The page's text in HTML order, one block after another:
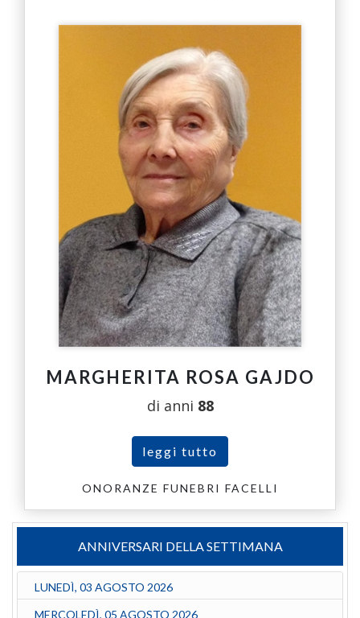
MARGHERITA ROSA GAJDO
di anni 88
leggi tutto
ONORANZE FUNEBRI FACELLI
ANNIVERSARI DELLA SETTIMANA
LUNEDÌ, 03 AGOSTO 2026
MERCOLEDÌ, 05 AGOSTO 2026